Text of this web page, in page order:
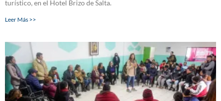
turístico, en el Hotel Brizo de Salta.
Leer Más >>